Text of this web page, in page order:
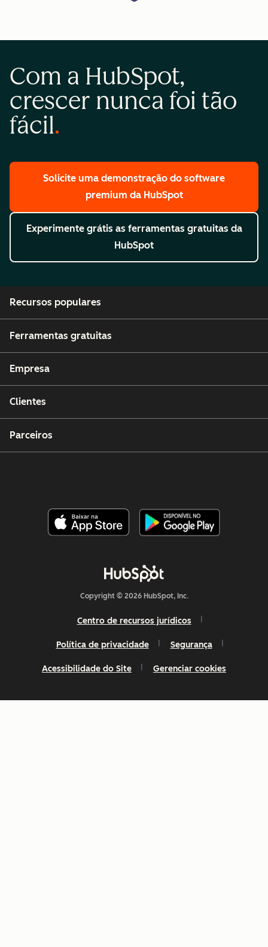
Com a HubSpot,
crescer nunca foi tão
fácil
Solicite uma demonstração do software
premium da HubSpot
Experimente grátis as ferramentas gratuitas da
HubSpot
Recursos populares
Ferramentas gratuitas
Empresa
Clientes
Parceiros
Copyright © 2026 HubSpot, Inc.
Centro de recursos jurídicos
Política de privacidade Segurança
Acessibilidade do Site Gerenciar cookies